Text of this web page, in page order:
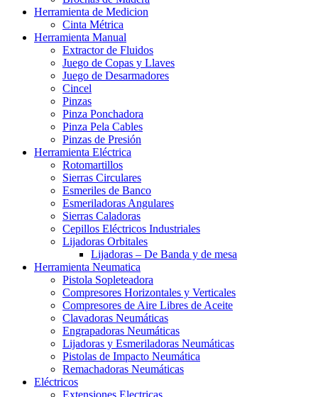
Herramienta de Medicion
Cinta Métrica
Herramienta Manual
Extractor de Fluidos
Juego de Copas y Llaves
Juego de Desarmadores
Cincel
Pinzas
Pinza Ponchadora
Pinza Pela Cables
Pinzas de Presión
Herramienta Eléctrica
Rotomartillos
Sierras Circulares
Esmeriles de Banco
Esmeriladoras Angulares
Sierras Caladoras
Cepillos Eléctricos Industriales
Lijadoras Orbitales
Lijadoras – De Banda y de mesa
Herramienta Neumatica
Pistola Sopleteadora
Compresores Horizontales y Verticales
Compresores de Aire Libres de Aceite
Clavadoras Neumáticas
Engrapadoras Neumáticas
Lijadoras y Esmeriladoras Neumáticas
Pistolas de Impacto Neumática
Remachadoras Neumáticas
Eléctricos